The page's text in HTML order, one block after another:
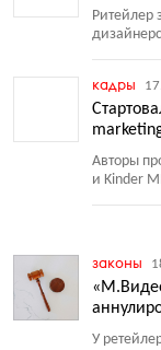
Ритейлер
кадры
Авторы
и Kinder
законы
У